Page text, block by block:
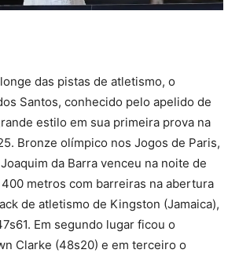
das pistas de atletismo, o
Santos, conhecido pelo apelido de
estilo em sua primeira prova na
Bronze olímpico nos Jogos de Paris,
da Barra venceu na noite de
metros com barreiras na abertura
de atletismo de Kingston (Jamaica),
Em segundo lugar ficou o
Clarke (48s20) e em terceiro o